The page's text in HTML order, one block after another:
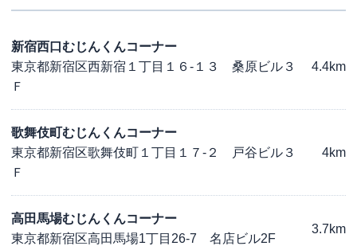
新宿西口むじんくんコーナー
東京都新宿区西新宿１丁目１６-１３ 桑原ビル３
Ｆ
4.4km
歌舞伎町むじんくんコーナー
東京都新宿区歌舞伎町１丁目１７-２ 戸谷ビル３
Ｆ
4km
高田馬場むじんくんコーナー
東京都新宿区高田馬場1丁目26-7 名店ビル2F
3.7km